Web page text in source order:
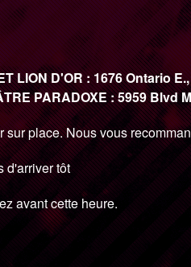
LION D'OR : 1676 Ontario
PARADOXE : 5959 Blvd
place. Nous vous
d'arriver tôt
avant cette heure.